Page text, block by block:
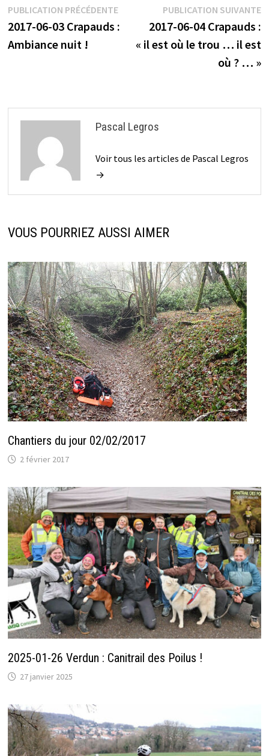
Navigation
de
PUBLICATION PRÉCÉDENTEPublication
précédente :
2017-06-03 Crapauds :
Ambiance nuit !
PUBLICATION SUIVANTE
2017-06-04 Crapauds :
« il est où le trou … il est
où ? … »
Pascal Legros
Voir tous les articles de Pascal Legros
→
VOUS POURRIEZ AUSSI AIMER
Chantiers du jour 02/02/2017
2 février 2017
2025-01-26 Verdun : Canitrail des Poilus !
27 janvier 2025